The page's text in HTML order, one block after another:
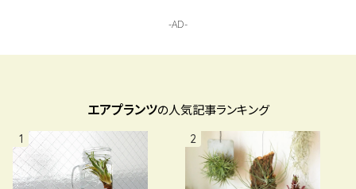
エアプランツの人気記事ランキング
1 2